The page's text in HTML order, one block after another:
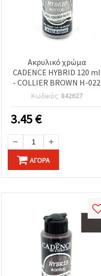
Ακρυλικό χρώμα
CADENCE HYBRID 120 ml
- COLLIER BROWN H-022
Κωδικός: 842627
3.45€
ΑΓΟΡΆ